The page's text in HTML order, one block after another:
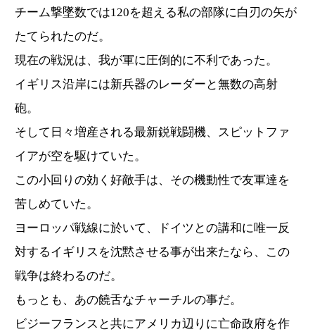
チーム撃墜数では120を超える私の部隊に白刃の矢が
たてられたのだ。
現在の戦況は、我が軍に圧倒的に不利であった。
イギリス沿岸には新兵器のレーダーと無数の高射
砲。
そして日々増産される最新鋭戦闘機、スピットファ
イアが空を駆けていた。
この小回りの効く好敵手は、その機動性で友軍達を
苦しめていた。
ヨーロッパ戦線に於いて、ドイツとの講和に唯一反
対するイギリスを沈黙させる事が出来たなら、この
戦争は終わるのだ。
もっとも、あの饒舌なチャーチルの事だ。
ビジーフランスと共にアメリカ辺りに亡命政府を作